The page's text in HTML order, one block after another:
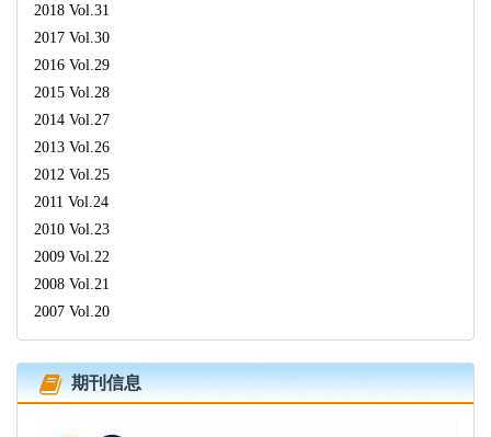
2018 Vol.31
2017 Vol.30
2016 Vol.29
2015 Vol.28
2014 Vol.27
2013 Vol.26
2012 Vol.25
2011 Vol.24
2010 Vol.23
2009 Vol.22
2008 Vol.21
2007 Vol.20
期刊信息